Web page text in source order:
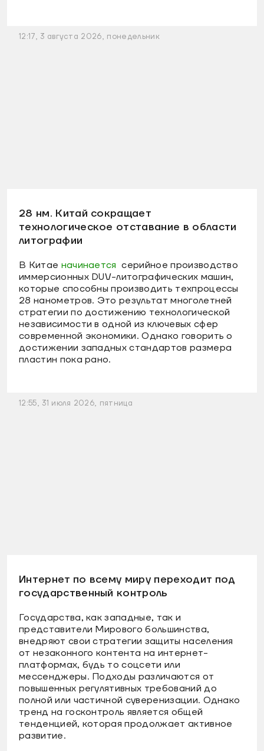
12:17, 3 августа 2026, понедельник
28 нм. Китай сокращает
технологическое отставание в области
литографии
В Китае начинается серийное производство
иммерсионных DUV-литографических машин,
которые способны производить техпроцессы
28 нанометров. Это результат многолетней
стратегии по достижению технологической
независимости в одной из ключевых сфер
современной экономики. Однако говорить о
достижении западных стандартов размера
пластин пока рано.
12:55, 31 июля 2026, пятница
Интернет по всему миру переходит под
государственный контроль
Государства, как западные, так и
представители Мирового большинства,
внедряют свои стратегии защиты населения
от незаконного контента на интернет-
платформах, будь то соцсети или
мессенджеры. Подходы различаются от
повышенных регулятивных требований до
полной или частичной суверенизации. Однако
тренд на госконтроль является общей
тенденцией, которая продолжает активное
развитие.